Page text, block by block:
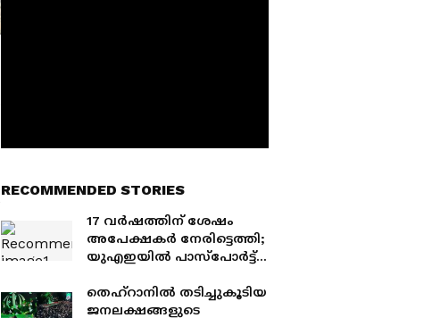
RECOMMENDED STORIES
17 വർഷത്തിന് ശേഷം
അപേക്ഷകർ നേരിട്ടെത്തി;
യുഎഇയിൽ പാസ്‌പോർട്ട്
തിരക്ക്
തെഹ്റാനിൽ തടിച്ചുകൂടിയ
ജനലക്ഷങ്ങളുടെ